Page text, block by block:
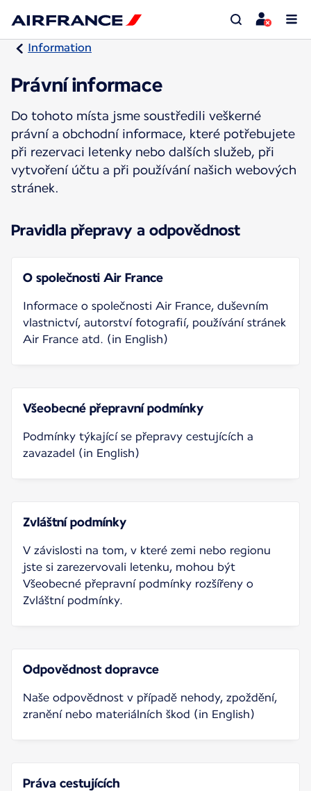
Information
Právní informace
Do tohoto místa jsme soustředili veškerné
právní a obchodní informace, které potřebujete
při rezervaci letenky nebo dalších služeb, při
vytvoření účtu a při používání našich webových
stránek.
Pravidla přepravy a odpovědnost
O společnosti Air France
Informace o společnosti Air France, duševním
vlastnictví, autorství fotografií, používání stránek
Air France atd. (in English)
Všeobecné přepravní podmínky
Podmínky týkající se přepravy cestujících a
zavazadel (in English)
Zvláštní podmínky
V závislosti na tom, v které zemi nebo regionu
jste si zarezervovali letenku, mohou být
Všeobecné přepravní podmínky rozšířeny o
Zvláštní podmínky.
Odpovědnost dopravce
Naše odpovědnost v případě nehody, zpoždění,
zranění nebo materiálních škod (in English)
Práva cestujících